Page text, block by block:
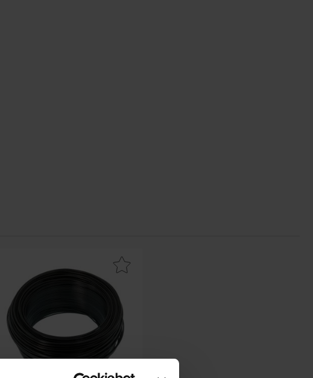
- röd som favorit
Makera kopplingstråd 0.5mm² entrådig - svart som favorit